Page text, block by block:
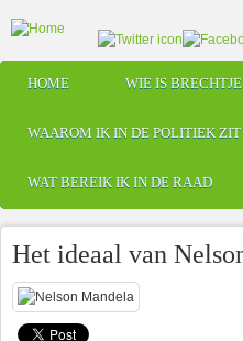
Skip to main content
Main menu
HOME WIE IS BRECHTJE
WAAROM IK IN DE POLITIEK ZIT
WAT BEREIK IK IN DE RAAD
Het ideaal van